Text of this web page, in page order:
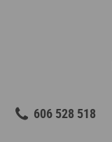
606 528 518